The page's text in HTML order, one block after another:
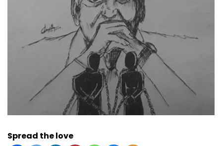
Spread the love